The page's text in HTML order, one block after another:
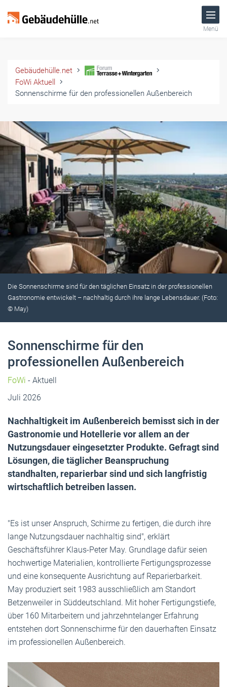
Menü
Gebäudehülle.net
FoWi Aktuell
Sonnenschirme für den professionellen Außenbereich
Die Sonnenschirme sind für den täglichen Einsatz in der professionellen
Gastronomie entwickelt – nachhaltig durch ihre lange Lebensdauer. (Foto:
© May)
Sonnenschirme für den
professionellen Außenbereich
FoWi - Aktuell
Juli 2026
Nachhaltigkeit im Außenbereich bemisst sich in der
Gastronomie und Hotellerie vor allem an der
Nutzungsdauer eingesetzter Produkte. Gefragt sind
Lösungen, die täglicher Beanspruchung
standhalten, reparierbar sind und sich langfristig
wirtschaftlich betreiben lassen.
"Es ist unser Anspruch, Schirme zu fertigen, die durch ihre
lange Nutzungsdauer nachhaltig sind", erklärt
Geschäftsführer Klaus-Peter May. Grundlage dafür seien
hochwertige Materialien, kontrollierte Fertigungsprozesse
und eine konsequente Ausrichtung auf Reparierbarkeit.
May produziert seit 1983 ausschließlich am Standort
Betzenweiler in Süddeutschland. Mit hoher Fertigungstiefe,
über 160 Mitarbeitern und jahrzehntelanger Erfahrung
entstehen dort Sonnenschirme für den dauerhaften Einsatz
im professionellen Außenbereich.